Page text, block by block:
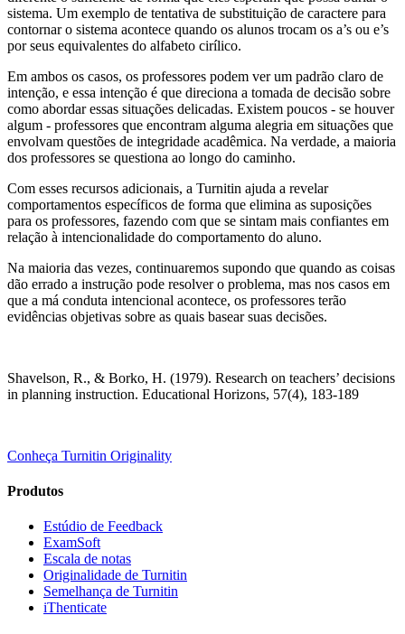
sistema. Um exemplo de tentativa de substituição de caractere para
contornar o sistema acontece quando os alunos trocam os a’s ou e’s
por seus equivalentes do alfabeto cirílico.
Em ambos os casos, os professores podem ver um padrão claro de
intenção, e essa intenção é que direciona a tomada de decisão sobre
como abordar essas situações delicadas. Existem poucos - se houver
algum - professores que encontram alguma alegria em situações que
envolvam questões de integridade acadêmica. Na verdade, a maioria
dos professores se questiona ao longo do caminho.
Com esses recursos adicionais, a Turnitin ajuda a revelar
comportamentos específicos de forma que elimina as suposições
para os professores, fazendo com que se sintam mais confiantes em
relação à intencionalidade do comportamento do aluno.
Na maioria das vezes, continuaremos supondo que quando as coisas
dão errado a instrução pode resolver o problema, mas nos casos em
que a má conduta intencional acontece, os professores terão
evidências objetivas sobre as quais basear suas decisões.
Shavelson, R., & Borko, H. (1979). Research on teachers’ decisions
in planning instruction. Educational Horizons, 57(4), 183-189
Conheça Turnitin Originality
Produtos
Estúdio de Feedback
ExamSoft
Escala de notas
Originalidade de Turnitin
Semelhança de Turnitin
iThenticate